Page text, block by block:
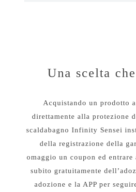
Una scelta
Acquistando un prodotto
direttamente alla protezione
scaldabagno Infinity Sensei
della registrazione della
omaggio un coupon ed
subito gratuitamente
adozione e la APP per